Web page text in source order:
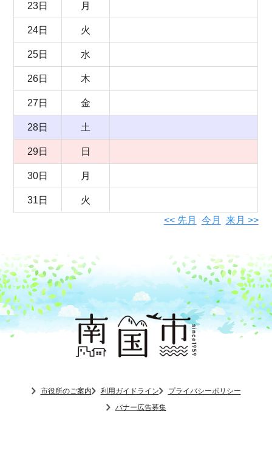
23日 月
24日 火
25日 水
26日 木
27日 金
28日 土
29日 日
30日 月
31日
火
<< 先月
今月 来月 >>
市役所のご案内 利用ガイドライン
プライバシーポリシー
バナー広告募集